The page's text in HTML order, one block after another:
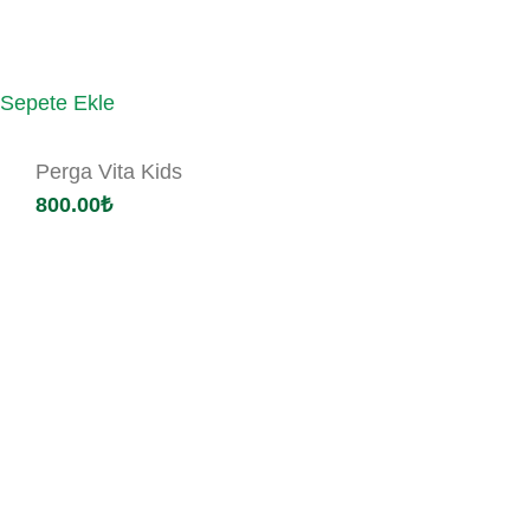
Sepete Ekle
Perga Vita Kids
800.00₺